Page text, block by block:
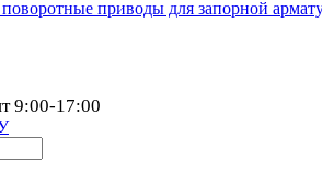
приводы для запорной
9:00-17:00